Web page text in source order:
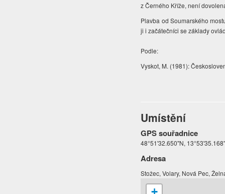
z Černého Kříže, není
Plavba od Soumarského
ji i začátečníci se základy
Podle:
Vyskot, M. (1981):
Umístění
GPS souřadnice
48°51'32.650"N,
Adresa
Stožec, Volary, Nová Pec,